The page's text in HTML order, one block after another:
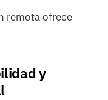
remota ofrece
y